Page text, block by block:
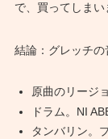
で、買ってしまい
結論：グレッチの
原曲のリージ
ドラム。NI
タンバリン。